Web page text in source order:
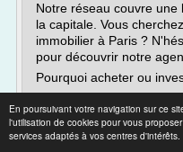
En poursuivant votre navigation sur ce
l'utilisation de cookies pour vous
services adaptés à vos centres d'intérêts.
Notre réseau couvre
la capitale. Vous
immobilier à Paris ?
pour découvrir notre
Pourquoi acheter ou
pollution, les prix...
Lire la suite